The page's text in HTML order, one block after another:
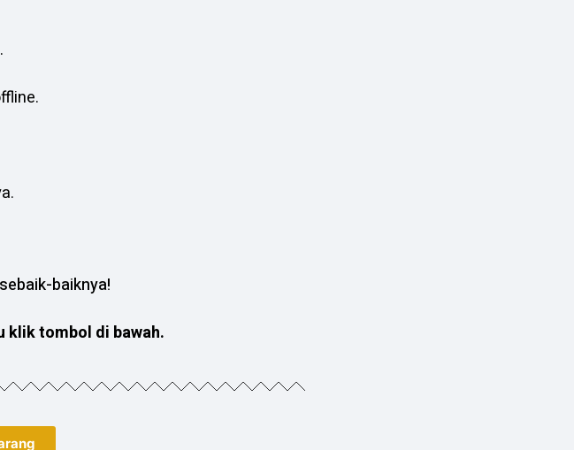
baiknya!
klik tombol di bawah.